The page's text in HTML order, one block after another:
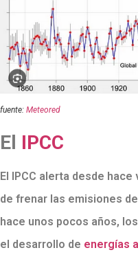
fuente: Meteored
El IPCC
El IPCC alerta desde
de frenar las emisiones
hace unos pocos años,
el desarrollo de energías